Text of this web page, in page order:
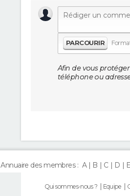
PARCOURIR
Afin de vous
téléphone ou
Annuaire des membres : A B C D E
Qui sommes-nous ? Equipe